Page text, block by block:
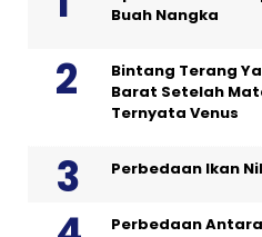
Buah Nangka
Bintang Terang
Barat Setelah
Ternyata Venus
Perbedaan Ikan
Perbedaan